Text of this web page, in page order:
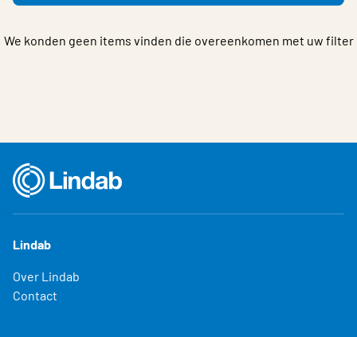
We konden geen items vinden die overeenkomen met uw filter
Lindab
Over Lindab
Contact